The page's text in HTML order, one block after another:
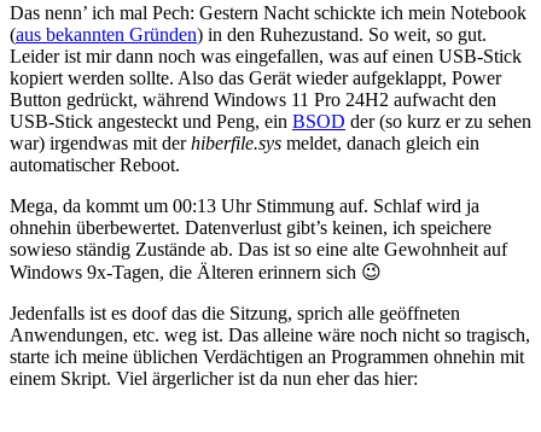
Das nenn’ ich mal Pech: Gestern Nacht schickte ich mein Notebook
(aus bekannten Gründen) in den Ruhezustand. So weit, so gut.
Leider ist mir dann noch was eingefallen, was auf einen USB-Stick
kopiert werden sollte. Also das Gerät wieder aufgeklappt, Power
Button gedrückt, während Windows 11 Pro 24H2 aufwacht den
USB-Stick angesteckt und Peng, ein BSOD der (so kurz er zu sehen
war) irgendwas mit derhiberfile.sys meldet, danach gleich ein
automatischer Reboot.
Mega, da kommt um 00:13 Uhr Stimmung auf. Schlaf wird ja
ohnehin überbewertet. Datenverlust gibt’s keinen, ich speichere
sowieso ständig Zustände ab. Das ist so eine alte Gewohnheit auf
Windows 9x-Tagen, die Älteren erinnern sich 😉
Jedenfalls ist es doof das die Sitzung, sprich alle geöffneten
Anwendungen, etc. weg ist. Das alleine wäre noch nicht so tragisch,
starte ich meine üblichen Verdächtigen an Programmen ohnehin mit
einem Skript. Viel ärgerlicher ist da nun eher das hier: